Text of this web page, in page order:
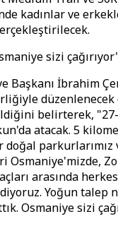
kadınlar ve
sizi
Başkanı İbrahim
belirterek,
atacak. 5
parkurlarımız
Osmaniye'mizde,
arasında
Yoğun talep
Osmaniye sizi